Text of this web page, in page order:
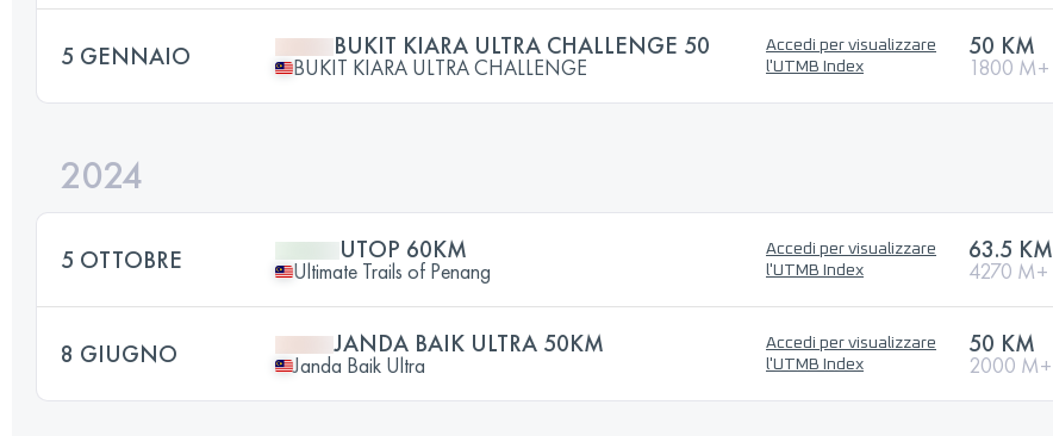
5 GENNAIO BUKIT KIARA ULTRA CHALLENGE 50
BUKIT KIARA ULTRA CHALLENGE
Accedi per visualizzare
l'UTMB Index
50 KM
1800 M+
2024
5 OTTOBRE UTOP 60KM
Ultimate Trails of Penang
Accedi per visualizzare
l'UTMB Index
63.5 KM
4270 M+
8 GIUGNO JANDA BAIK ULTRA 50KM
Janda Baik Ultra
Accedi per visualizzare
l'UTMB Index
50 KM
2000 M+